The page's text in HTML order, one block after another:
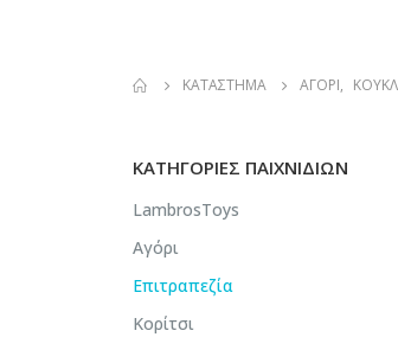
ΚΑΤΆΣΤΗΜΑ ΑΓΌΡΙ,
ΚΑΤΗΓΟΡΊΕΣ ΠΑΙΧΝΙΔΙΏΝ
LambrosToys
Αγόρι
Επιτραπεζία
Κορίτσι